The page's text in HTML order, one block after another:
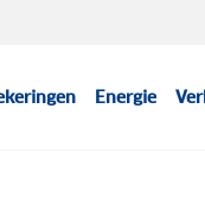
Energie